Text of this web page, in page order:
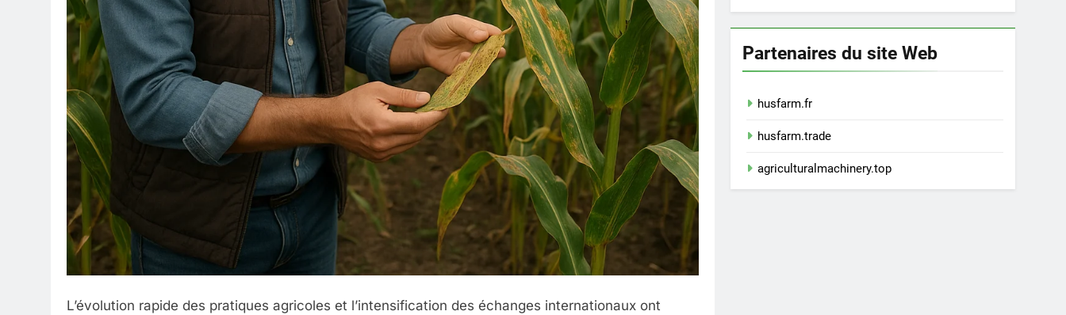
L’évolution rapide des pratiques agricoles et l’intensification des échanges internationaux ont
Partenaires du site Web
husfarm.fr
husfarm.trade
agriculturalmachinery.top